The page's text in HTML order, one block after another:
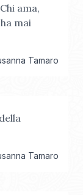
ama,
mai
Tamaro
Tamaro